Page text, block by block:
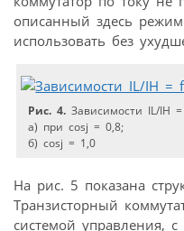
описанный здесь
использовать без
Рис. 4. Зависимости IL/IН
а) при cosj = 0,8;
б) cosj = 1,0
На рис. 5 показана
Транзисторный
системой управления,